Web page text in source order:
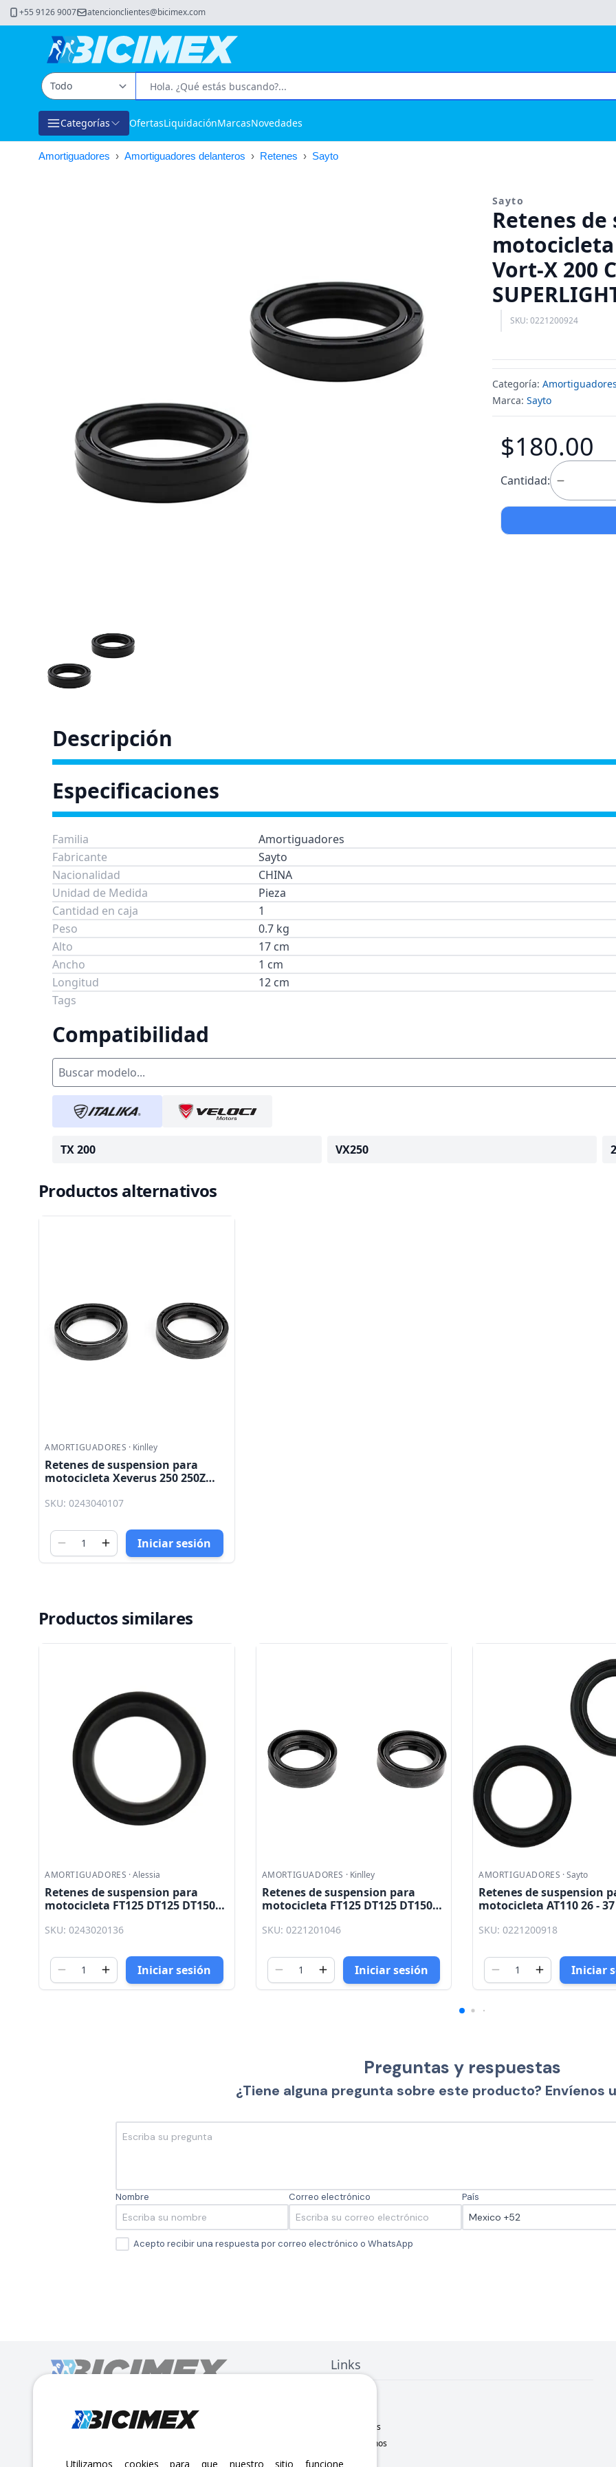
+55 9126 9007 atencionclientes@bicimex.com
Categorías OfertasLiquidaciónMarcasNovedades
Amortiguadores › Amortiguadores delanteros › Retenes › Sayto
Sayto
Retenes
motocicleta
Vort-X 200
SKU: 0221200924
Categoría:
Marca: Sayto
$180.00
Cantidad:
Descripción
Especificaciones
Familia
Amortiguadores
Fabricante
Sayto
Nacionalidad
CHINA
Unidad de Medida
Pieza
Cantidad en caja
1
Peso
0.7 kg
Alto
17 cm
Ancho
1 cm
Longitud
12 cm
Tags
Compatibilidad
TX 200 VX250
Productos alternativos
AMORTIGUADORES · Kinlley
Retenes de suspension para
motocicleta Xeverus 250 250Z
250 XR250 SUPERLIGHT 250 37 - 50
SKU: 0243040107
Iniciar sesión
Productos similares
AMORTIGUADORES ·Kinlley
Retenes de suspension para
motocicleta FT125 DT125 DT150
10.5 Kinlley
SKU: 0221201046
Iniciar sesión
AMORTIGUADORES · Sayto
Retenes de suspension para
motocicleta AT110 26 - 37 - 10.5
SKU: 0221200918
Iniciar sesión
AMORTIGUADORES ·Kinlley
Retenes de suspension
motocicleta WS150
SKU: 0221201042
Iniciar
Preguntas y respuestas
¿Tiene alguna pregunta sobre este producto? Envíenos
Nombre Correo electrónico País
Acepto recibir una respuesta por correo electrónico o WhatsApp
Calle Lago Müritz No. 30 Col. Mariano Escobedo,
Links
Sucursales
Contáctanos
Marcas
Utilizamos cookies para que nuestro sitio funcione